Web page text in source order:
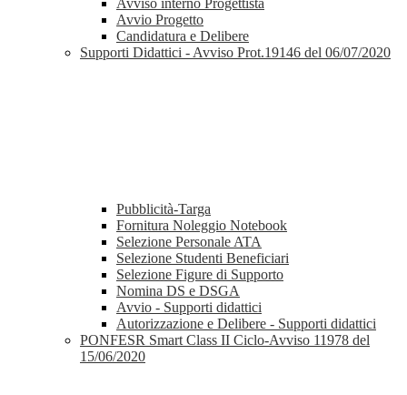
Avviso interno Progettista
Avvio Progetto
Candidatura e Delibere
Supporti Didattici - Avviso Prot.19146 del 06/07/2020
Pubblicità-Targa
Fornitura Noleggio Notebook
Selezione Personale ATA
Selezione Studenti Beneficiari
Selezione Figure di Supporto
Nomina DS e DSGA
Avvio - Supporti didattici
Autorizzazione e Delibere - Supporti didattici
PONFESR Smart Class II Ciclo-Avviso 11978 del
15/06/2020